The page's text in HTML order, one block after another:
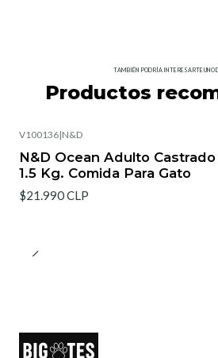
TAMBIÉN PODRÍA INTERESARTE UNO
Productos
V100136|N&D
N&D Ocean Adulto
1.5 Kg. Comida Para Gato
$21.990 CLP